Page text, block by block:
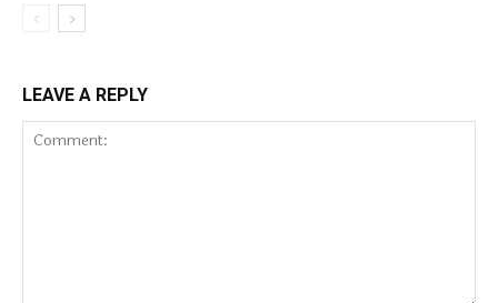
LEAVE A REPLY